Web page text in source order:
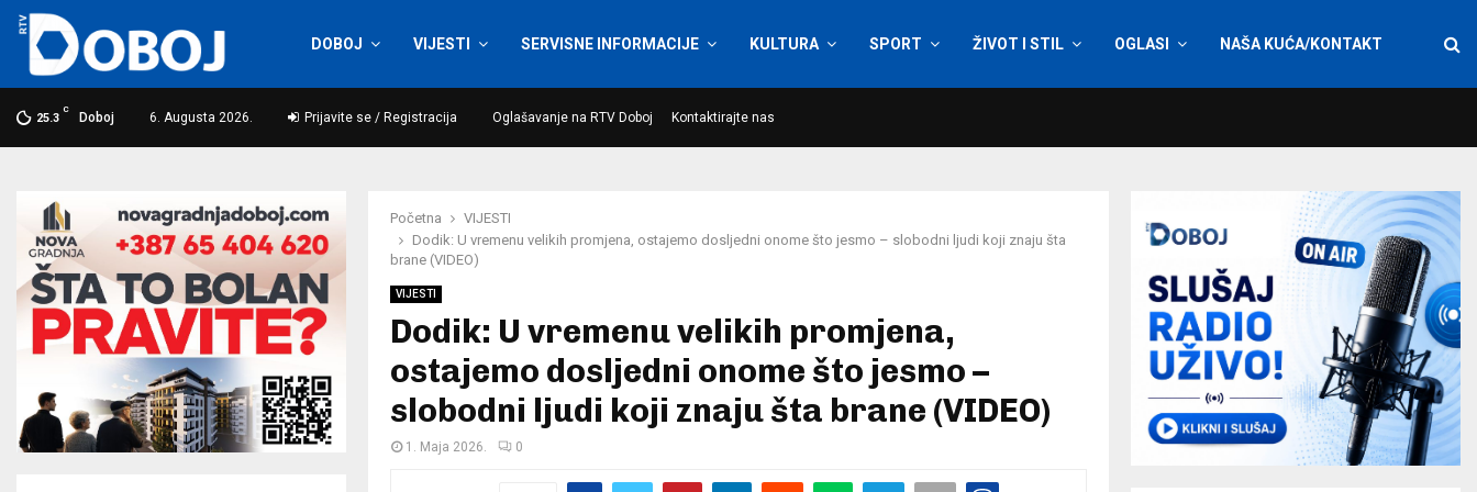
DOBOJ VIJESTI SERVISNE INFORMACIJE KULTURA SPORT ŽIVOT I STIL OGLASI NAŠA KUĆA/KONTAKT
25.3
C
Doboj 6. Augusta 2026. Prijavite se / Registracija Oglašavanje na RTV Doboj Kontaktirajte nas
Početna
VIJESTI
Dodik: U vremenu velikih promjena, ostajemo dosljedni onome što jesmo – slobodni ljudi koji znaju šta
brane (VIDEO)
VIJESTI
Dodik: U vremenu velikih promjena,
ostajemo dosljedni onome što jesmo –
slobodni ljudi koji znaju šta brane (VIDEO)
1. Maja 2026. 0